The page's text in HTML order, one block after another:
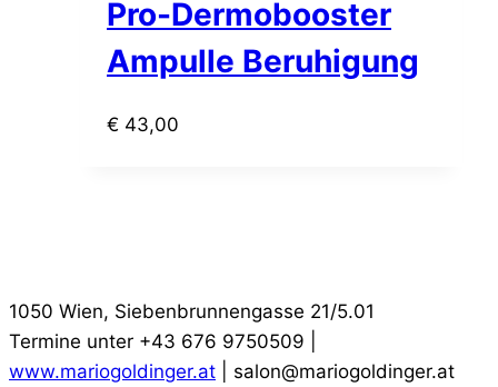
Pro-Dermobooster
Ampulle Beruhigung
€ 43,00
1050 Wien, Siebenbrunnengasse 21/5.01
Termine unter +43 676 9750509 |
www.mariogoldinger.at | salon@mariogoldinger.at